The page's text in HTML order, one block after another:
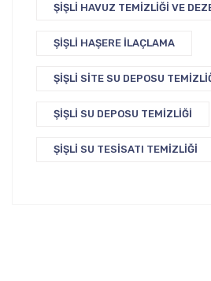
ŞIŞLI HAVUZ TEMIZLIĞI VE
ŞIŞLI HAŞERE İLAÇLAMA
ŞIŞLI SITE SU DEPOSU
ŞIŞLI SU DEPOSU TEMIZLIĞI
ŞIŞLI SU TESISATI TEMIZLIĞI